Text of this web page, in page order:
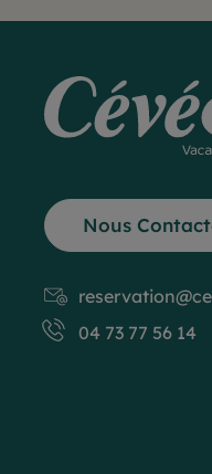
Nous
04 73 77 56 14